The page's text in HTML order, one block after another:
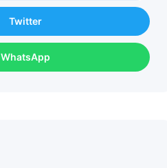
Twitter
WhatsApp